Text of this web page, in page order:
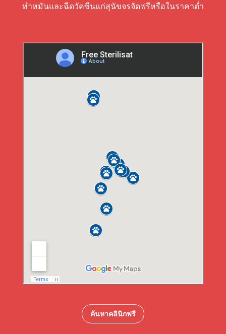
ทำหมันและฉีดวัคซีนแก่สุนัขจรจัดฟรีหรือในราคาต่ำ
ค้นหาคลินิกฟรี